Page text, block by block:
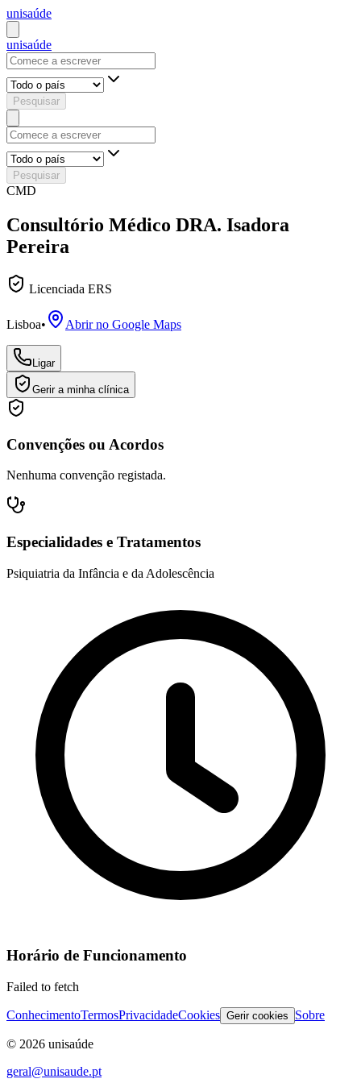
unisaúde
unisaúde
Pesquisar
Pesquisar
CMD
Consultório Médico DRA. Isadora
Pereira
Licenciada ERS
Lisboa• Abrir no Google Maps
Ligar
Gerir a minha clínica
Convenções ou Acordos
Nenhuma convenção registada.
Especialidades e Tratamentos
Psiquiatria da Infância e da Adolescência
Horário de Funcionamento
Failed to fetch
ConhecimentoTermosPrivacidadeCookies Gerir cookies Sobre
© 2026 unisaúde
geral@unisaude.pt